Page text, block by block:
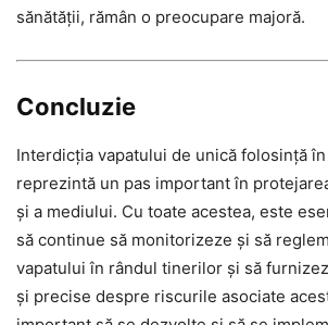
sănătății, rămân o preocupare majoră.
Concluzie
Interdicția vapatului de unică folosință
reprezintă un pas important în
și a mediului. Cu toate acestea, este
să continue să monitorizeze și să
vapatului în rândul tinerilor și să
și precise despre riscurile asociate